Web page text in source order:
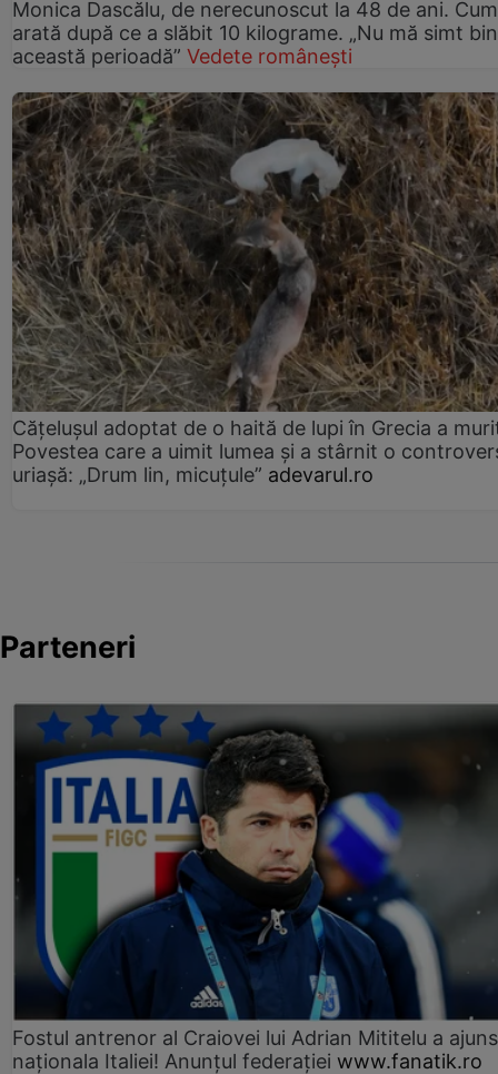
Monica Dascălu, de nerecunoscut la 48 de ani. Cum
arată după ce a slăbit 10 kilograme. „Nu mă simt
această perioadă” Vedete românești
Cățelușul adoptat de o haită de lupi în Grecia a
Povestea care a uimit lumea și a stârnit o
uriașă: „Drum lin, micuțule” adevarul.ro
Parteneri
Fostul antrenor al Craiovei lui Adrian Mititelu a
naționala Italiei! Anunțul federației www.fanatik.ro